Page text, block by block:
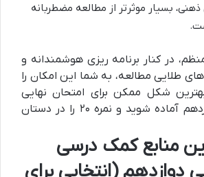
بسیار موثرتر از مطالعه مضطربانه
در کنار برنامه ریزی هوشمندانه و
طلایی مطالعه، به شما این امکان را
شکل ممکن برای امتحان نهایی
ادبیات فارسی دوازدهم آماده شوید و نمره ۲۰ را در دستان
منابع کمک درسی
دوازدهم (انتخابی برای